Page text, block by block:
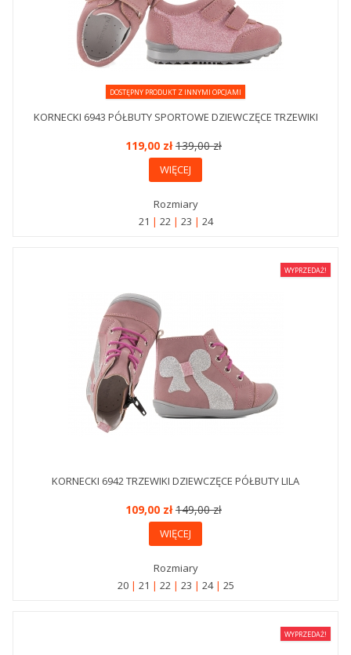
DOSTĘPNY PRODUKT Z INNYMI OPCJAMI
KORNECKI 6943 PÓŁBUTY SPORTOWE DZIEWCZĘCE TRZEWIKI
119,00 zł139,00 zł
WIĘCEJ
Rozmiary
21
22 23 24
WYPRZEDAŻ!
KORNECKI 6942 TRZEWIKI DZIEWCZĘCE PÓŁBUTY LILA
109,00 zł149,00 zł
WIĘCEJ
Rozmiary
20
21 22 23 24 25
WYPRZEDAŻ!